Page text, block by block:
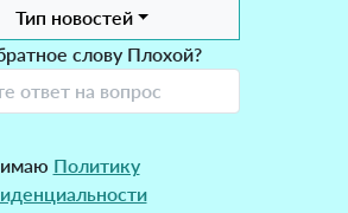
Тип новостей
слову Плохой?
Политику